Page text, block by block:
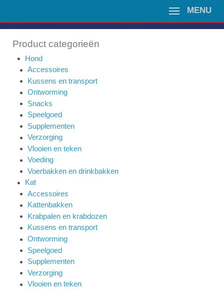
MENU
Product categorieën
Hond
Accessoires
Kussens en transport
Ontworming
Snacks
Speelgoed
Supplementen
Verzorging
Vlooien en teken
Voeding
Voerbakken en drinkbakken
Kat
Accessoires
Kattenbakken
Krabpalen en krabdozen
Kussens en transport
Ontworming
Speelgoed
Supplementen
Verzorging
Vlooien en teken